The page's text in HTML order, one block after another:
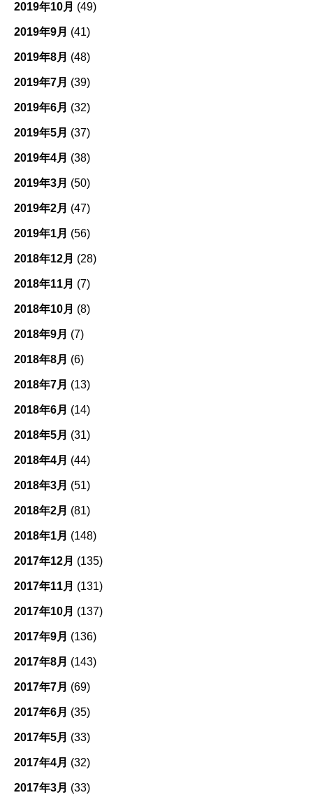
2019年10月 (49)
2019年9月 (41)
2019年8月 (48)
2019年7月 (39)
2019年6月 (32)
2019年5月 (37)
2019年4月 (38)
2019年3月 (50)
2019年2月 (47)
2019年1月 (56)
2018年12月 (28)
2018年11月 (7)
2018年10月 (8)
2018年9月 (7)
2018年8月 (6)
2018年7月 (13)
2018年6月 (14)
2018年5月 (31)
2018年4月 (44)
2018年3月 (51)
2018年2月 (81)
2018年1月 (148)
2017年12月 (135)
2017年11月 (131)
2017年10月 (137)
2017年9月 (136)
2017年8月 (143)
2017年7月 (69)
2017年6月 (35)
2017年5月 (33)
2017年4月 (32)
2017年3月 (33)